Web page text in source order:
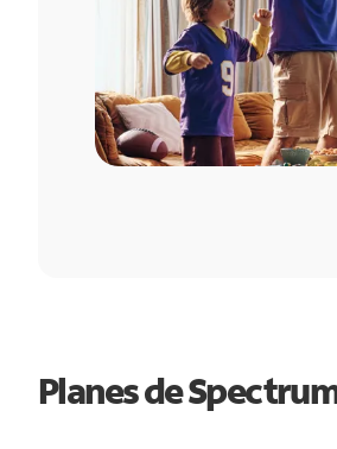
Planes de